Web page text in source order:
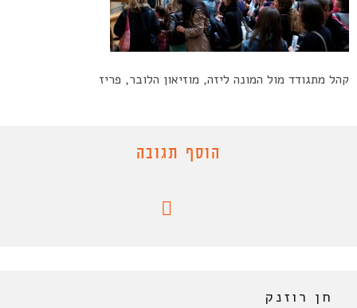
קהל מתגודד מול המונה ליזה, מוזיאון הלובר, פריז
הוסף תגובה
חן רוזנק